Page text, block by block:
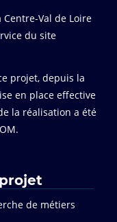
Centre-Val de Loire
du site
projet, depuis la
en place effective
la réalisation a été
de métiers